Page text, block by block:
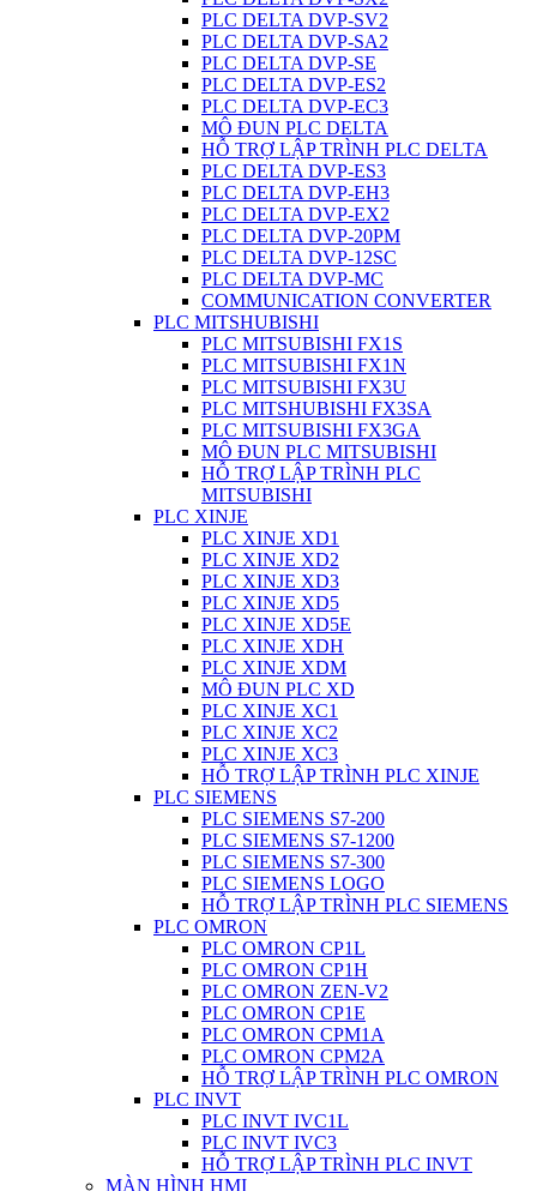
PLC DELTA DVP-SV2
PLC DELTA DVP-SA2
PLC DELTA DVP-SE
PLC DELTA DVP-ES2
PLC DELTA DVP-EC3
MÔ ĐUN PLC DELTA
HỖ TRỢ LẬP TRÌNH PLC DELTA
PLC DELTA DVP-ES3
PLC DELTA DVP-EH3
PLC DELTA DVP-EX2
PLC DELTA DVP-20PM
PLC DELTA DVP-12SC
PLC DELTA DVP-MC
COMMUNICATION CONVERTER
PLC MITSHUBISHI
PLC MITSUBISHI FX1S
PLC MITSUBISHI FX1N
PLC MITSUBISHI FX3U
PLC MITSHUBISHI FX3SA
PLC MITSUBISHI FX3GA
MÔ ĐUN PLC MITSUBISHI
HỖ TRỢ LẬP TRÌNH PLC
MITSUBISHI
PLC XINJE
PLC XINJE XD1
PLC XINJE XD2
PLC XINJE XD3
PLC XINJE XD5
PLC XINJE XD5E
PLC XINJE XDH
PLC XINJE XDM
MÔ ĐUN PLC XD
PLC XINJE XC1
PLC XINJE XC2
PLC XINJE XC3
HỖ TRỢ LẬP TRÌNH PLC XINJE
PLC SIEMENS
PLC SIEMENS S7-200
PLC SIEMENS S7-1200
PLC SIEMENS S7-300
PLC SIEMENS LOGO
HỖ TRỢ LẬP TRÌNH PLC SIEMENS
PLC OMRON
PLC OMRON CP1L
PLC OMRON CP1H
PLC OMRON ZEN-V2
PLC OMRON CP1E
PLC OMRON CPM1A
PLC OMRON CPM2A
HỖ TRỢ LẬP TRÌNH PLC OMRON
PLC INVT
PLC INVT IVC1L
PLC INVT IVC3
HỖ TRỢ LẬP TRÌNH PLC INVT
MÀN HÌNH HMI